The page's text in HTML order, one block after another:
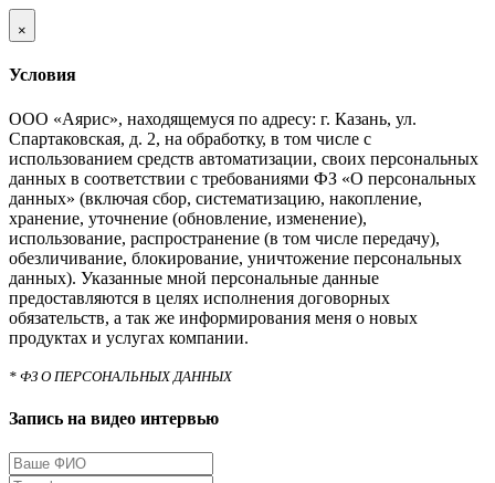
×
Условия
ООО «Аярис», находящемуся по адресу: г. Казань, ул.
Спартаковская, д. 2, на обработку, в том числе с
использованием средств автоматизации, своих персональных
данных в соответствии с требованиями ФЗ «О персональных
данных» (включая сбор, систематизацию, накопление,
хранение, уточнение (обновление, изменение),
использование, распространение (в том числе передачу),
обезличивание, блокирование, уничтожение персональных
данных). Указанные мной персональные данные
предоставляются в целях исполнения договорных
обязательств, а так же информирования меня о новых
продуктах и услугах компании.
* ФЗ О ПЕРСОНАЛЬНЫХ ДАННЫХ
Запись на видео интервью